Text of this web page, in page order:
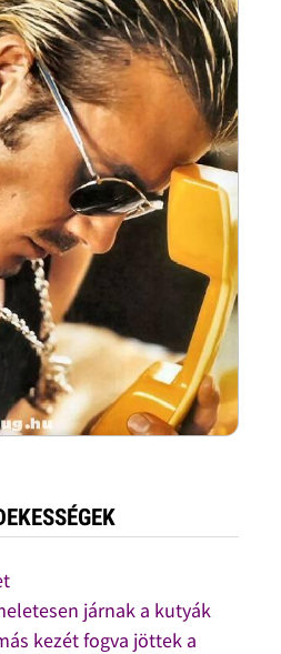
járnak a kutyák
kezét fogva jöttek a